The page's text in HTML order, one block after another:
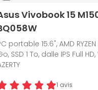
Vivobook 15
portable 15.6", AMD RYZEN
SSD 1 To, dalle IPS Full
1 avis